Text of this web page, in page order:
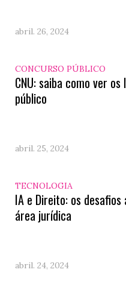
abril. 26, 2024
CONCURSO PÚBLICO
CNU: saiba como ver
público
abril. 25, 2024
TECNOLOGIA
IA e Direito: os
área jurídica
abril. 24, 2024